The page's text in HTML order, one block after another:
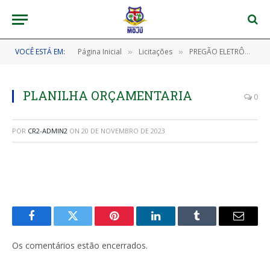
VOCÊ ESTÁ EM: Página Inicial » Licitações » PREGÃO ELETRÔNICO SRP Nº 202310170013 – PE SRP/CPL/PMM (FORMAÇÃO DE REGISTRO DE PREÇOS PARA FUTURA E EVENTUAL CONTRATAÇÃO DE EMPRESA ESPECIALIZADA PARA A MANUTENÇÃO PREVENTIVA E CORRETIVA GERENCIADA DOS SERVIÇOS DA REDE DE ILUMINAÇÃO PÚBLICA)
PLANILHA ORÇAMENTARIA 0
POR CR2-ADMIN2 ON 20 DE NOVEMBRO DE 2023
FacebookTwitter Pinterest LinkedInTumblr
E-
Os comentários estão encerrados.